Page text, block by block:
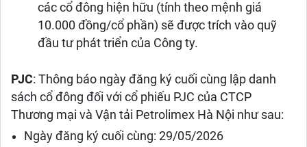
các cổ đông hiện hữu (tính theo mệnh giá
10.000 đồng/cổ phần) sẽ được trích vào quỹ
đầu tư phát triển của Công ty.
PJC: Thông báo ngày đăng ký cuối cùng lập danh
sách cổ đông đối với cổ phiếu PJC của CTCP
Thương mại và Vận tải Petrolimex Hà Nội như sau:
Ngày đăng ký cuối cùng: 29/05/2026